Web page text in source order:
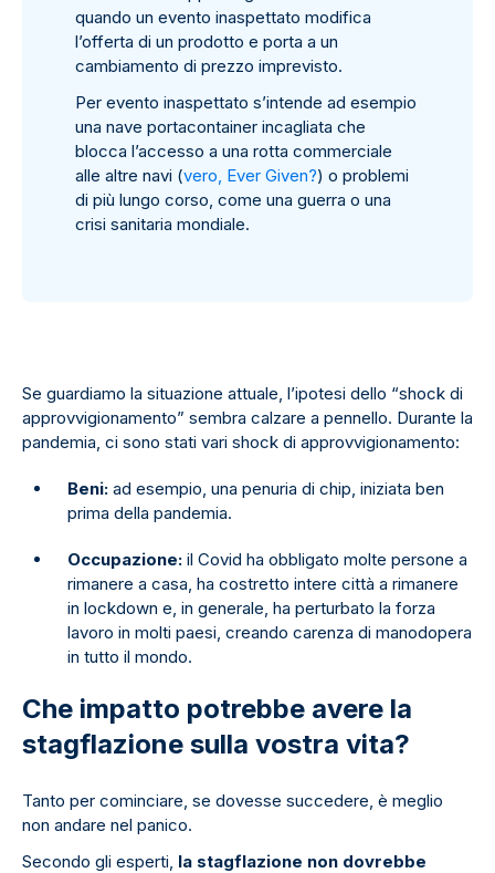
quando un evento inaspettato modifica
l’offerta di un prodotto e porta a un
cambiamento di prezzo imprevisto.
Per evento inaspettato s’intende ad esempio
una nave portacontainer incagliata che
blocca l’accesso a una rotta commerciale
alle altre navi (vero, Ever Given?) o problemi
di più lungo corso, come una guerra o una
crisi sanitaria mondiale.
Se guardiamo la situazione attuale, l’ipotesi dello “shock di
approvvigionamento” sembra calzare a pennello. Durante la
pandemia, ci sono stati vari shock di approvvigionamento:
Beni: ad esempio, una penuria di chip, iniziata ben
prima della pandemia.
Occupazione: il Covid ha obbligato molte persone a
rimanere a casa, ha costretto intere città a rimanere
in lockdown e, in generale, ha perturbato la forza
lavoro in molti paesi, creando carenza di manodopera
in tutto il mondo.
Che impatto potrebbe avere la
stagflazione sulla vostra vita?
Tanto per cominciare, se dovesse succedere, è meglio
non andare nel panico.
Secondo gli esperti, la stagflazione non dovrebbe